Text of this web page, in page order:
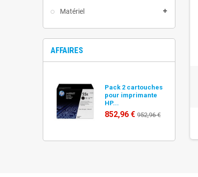
Matériel
AFFAIRES
Pack 2 cartouches
pour imprimante
HP...
852,96 € 952,96 €